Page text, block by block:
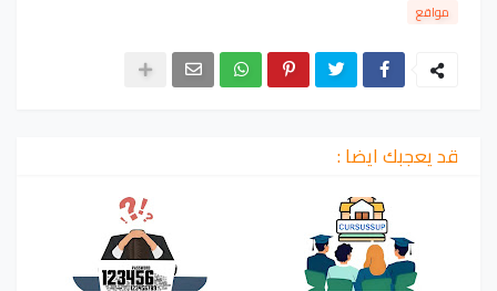
مواقع
قد يعجبك ايضا :